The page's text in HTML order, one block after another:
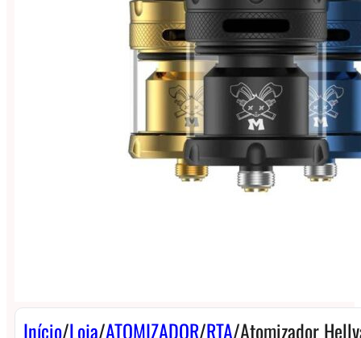
Início/Loja/ATOMIZADOR/RTA/Atomizador